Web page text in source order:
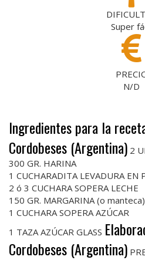
Super
N/D
Ingredientes para la
Cordobeses (Argentina) 2
300 GR. HARINA
1 CUCHARADITA LEVADURA EN
2 ó 3 CUCHARA SOPERA LECHE
150 GR. MARGARINA (o manteca)
1 CUCHARA SOPERA AZÚCAR
1 TAZA AZÚCAR GLASS
Cordobeses (Argentina)